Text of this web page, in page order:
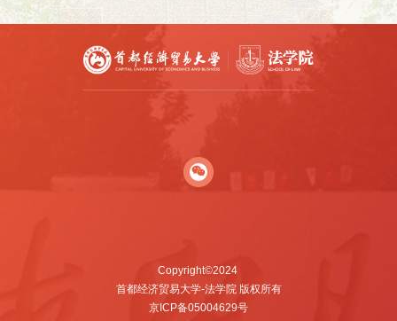
Copyright©2024
首都经济贸易大学-法学院 版权所有
京ICP备05004629号